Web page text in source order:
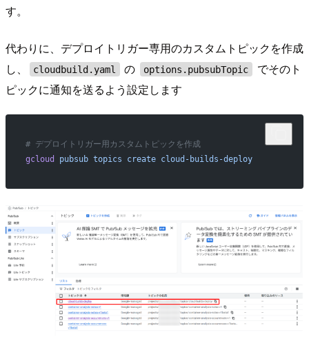
す。
代わりに、デプロイトリガー専用のカスタムトピックを作成
し、
cloudbuild.yaml の options.pubsubTopic
でそのト
ピックに通知を送るよう設定します
# デプロイトリガー用カスタムトピックを作成
gcloud
pubsub topics create cloud-builds-deploy